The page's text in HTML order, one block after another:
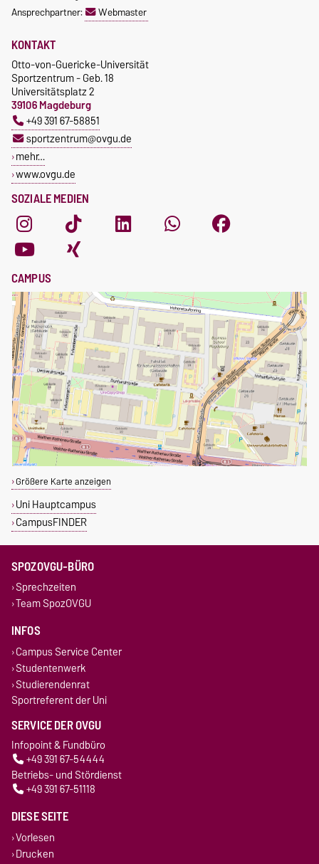
Ansprechpartner:
Webmaster
SOZIALE MEDIEN
KONTAKT
Otto-von-Guericke-Universität
Sportzentrum - Geb. 18
Universitätsplatz 2
39106 Magdeburg
+49 391 67-58851
sportzentrum@ovgu.de
mehr…
www.ovgu.de
CAMPUS
Größere Karte anzeigen
Uni Hauptcampus
CampusFINDER
SPOZOVGU-BÜRO
Sprechzeiten
Team SpozOVGU
INFOS
Campus Service Center
Studentenwerk
Studierendenrat
Sportreferent der Uni
SERVICE DER OVGU
Infopoint & Fundbüro
+49 391 67-54444
Betriebs- und Stördienst
+49 391 67-51118
DIESE SEITE
Vorlesen
Drucken